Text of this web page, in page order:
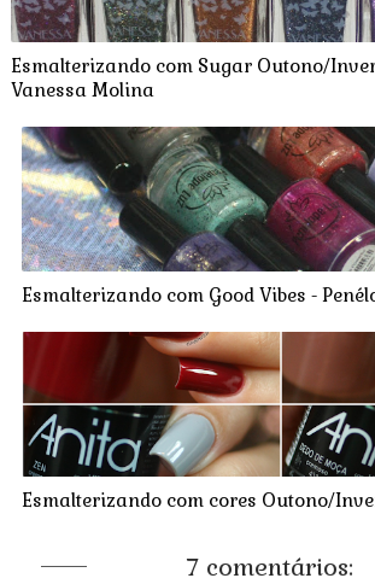
Esmalterizando com Sugar Outono/
Vanessa Molina
Esmalterizando com Good Vibes -
Esmalterizando com cores Outono/
7 comentários: